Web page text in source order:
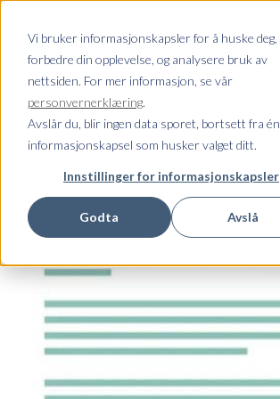
Vi bruker informasjonskapsler for å huske deg,
forbedre din opplevelse, og analysere bruk av
nettsiden. For mer informasjon, se vår
personvernerklæring.
Avslår du, blir ingen data sporet, bortsett fra én
informasjonskapsel som husker valget ditt.
Innstillinger for informasjonskapsler
Godta Avslå